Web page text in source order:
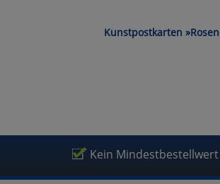
Kunstpostkarten
Kein Mindestbestellwert